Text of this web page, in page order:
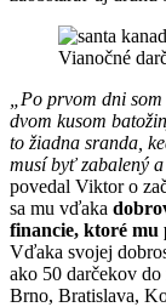
„Po prvom dni
dvom kusom
to žiadna sranda,
musí byť zabalený
povedal Viktor o
sa mu vďaka
financie, ktoré mu
Vďaka svojej
ako 50 darčekov
Brno, Bratislava,